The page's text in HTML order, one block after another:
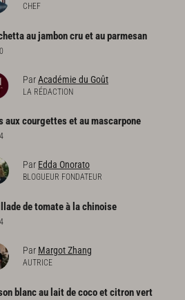
CHEF
aujamboncruetauparmesan
ParAcadémie du Goût
LA RÉDACTION
auxcourgettesetaumascarpone
Par Edda Onorato
BLOGUEUR FONDATEUR
detomateà lachinoise
Par Margot Zhang
AUTRICE
blancau laitdecocoetcitronvert